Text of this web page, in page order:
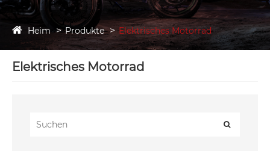
Heim Produkte Elektrisches Motorrad
Elektrisches Motorrad